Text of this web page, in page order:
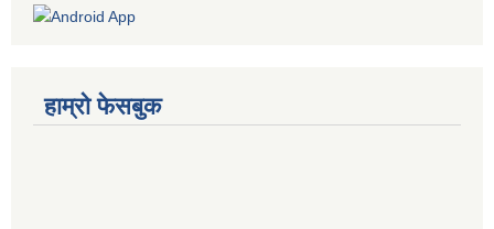
हाम्रो फेसबुक